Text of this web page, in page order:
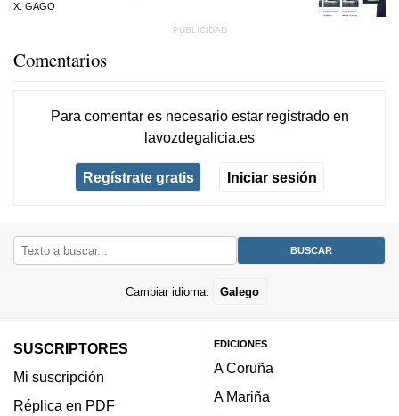
X. GAGO
Comentarios
Para comentar es necesario estar registradoen
lavozdegalicia.es
Regístrate gratis Iniciar sesión
Cambiar idioma: Galego
SUSCRIPTORES
Mi suscripción
Réplica en PDF
EDICIONES
A Coruña
A Mariña